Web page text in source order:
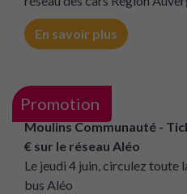
GRATUITS dans le cadre
Trajet offert le juin J sur le
réseau des cars Région
En savoir plus